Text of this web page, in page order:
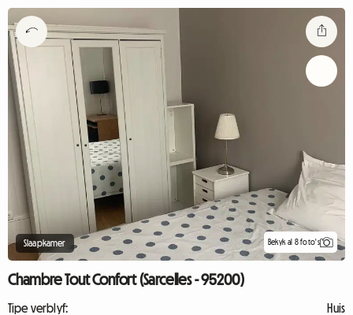
Slaapkamer Bekyk al 8 foto's
Chambre Tout Confort (Sarcelles - 95200)
Tipe verblyf:
Huis